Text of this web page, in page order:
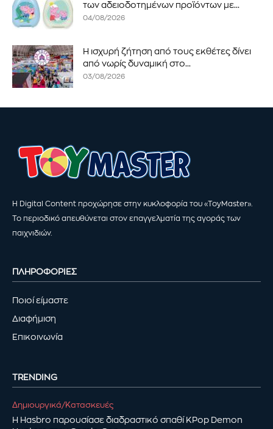
των αδειοδοτημένων προϊόντων με...
04/08/2026
Η ισχυρή ζήτηση από τους εκθέτες δίνει
από νωρίς δυναμική στο...
03/08/2026
Η Digital Content προχώρησε στην κυκλοφορία του «ToyMaster».
Το περιοδικό απευθύνεται στον επαγγελματία της αγοράς των
παιχνιδιών.
ΠΛΗΡΟΦΟΡΙΕΣ
Ποιοί είμαστε
Διαφήμιση
Επικοινωνία
TRENDING
Δημιουργικά/Κατασκευές
Η Hasbro παρουσίασε διαδραστικό σπαθί KPop Demon